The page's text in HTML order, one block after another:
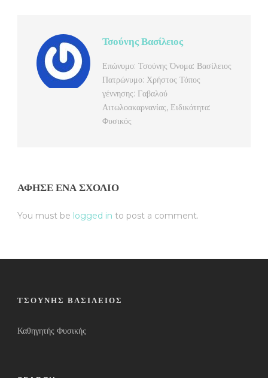
Τσούνης Βασίλειος
Επώνυμο: Τσούνης Όνομα: Βασίλειος
Πατρώνυμο: Χρήστος Τόπος
γέννησης: Γαβαλού
Αιτωλοακαρνανίας, Ειδικότητα:
Φυσικός
ΆΦΗΣΕ ΈΝΑ ΣΧΌΛΙΟ
You must be logged in to post a comment.
ΤΣΟΎΝΗΣ ΒΑΣΊΛΕΙΟΣ
Καθηγητής Φυσικής